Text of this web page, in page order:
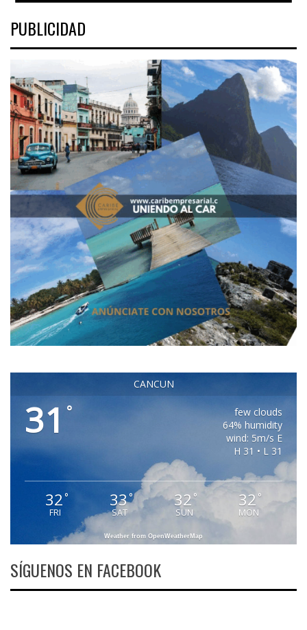
PUBLICIDAD
CANCUN
31 °
few clouds
64% humidity
wind: 5m/s E
H 31 • L 31
32°
FRI
33°
SAT
32 °
SUN
32 °
MON
Weather from OpenWeatherMap
SÍGUENOS EN FACEBOOK